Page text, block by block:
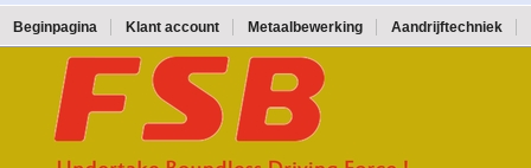
Beginpagina Klant account Metaalbewerking Aandrijftechniek